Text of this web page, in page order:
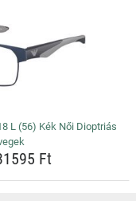
L (56) Kék Női Dioptriás
Ft